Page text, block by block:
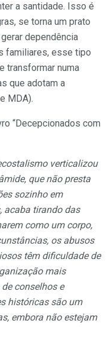
a santidade. Isso é
se torna um prato
dependência
familiares, esse tipo
transformar numa
que adotam a
MDA).
“Decepcionados com
verticalizou
que não presta
sozinho em
acaba tirando das
como um corpo,
os abusos
têm dificuldade de
mais
conselhos e
históricas são um
embora não estejam